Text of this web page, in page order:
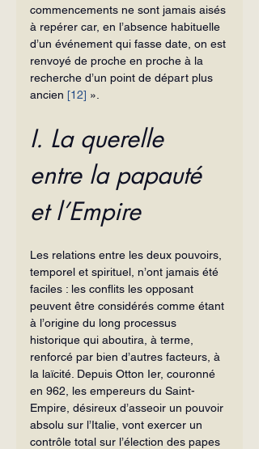
commencements ne sont jamais aisés
à repérer car, en l’absence habituelle
d’un événement qui fasse date, on est
renvoyé de proche en proche à la
recherche d’un point de départ plus
ancien [12] ».
I. La querelle
entre la papauté
et l’Empire
Les relations entre les deux pouvoirs,
temporel et spirituel, n’ont jamais été
faciles : les conflits les opposant
peuvent être considérés comme étant
à l’origine du long processus
historique qui aboutira, à terme,
renforcé par bien d’autres facteurs, à
la laïcité. Depuis Otton Ier, couronné
en 962, les empereurs du Saint-
Empire, désireux d’asseoir un pouvoir
absolu sur l’Italie, vont exercer un
contrôle total sur l’élection des papes